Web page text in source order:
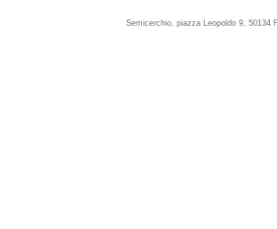
Semicerchio, piazza Leopoldo 9, 50134